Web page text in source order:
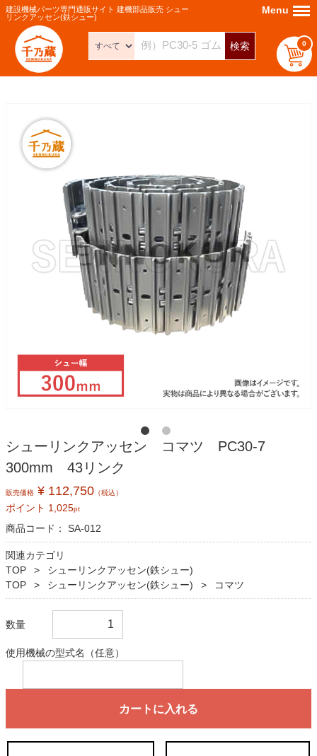
建設機械パーツ専門通販サイト 建機部品販売 シュー
リンクアッセン(鉄シュー)
検索 0
Menu Menu
シューリンクアッセン コマツ PC30-7
300mm 43リンク
販売価格 ¥ 112,750 （税込）
ポイント 1,025pt
商品コード： SA-012
関連カテゴリ
TOP
シューリンクアッセン(鉄シュー)
TOP
シューリンクアッセン(鉄シュー) コマツ
数量
使用機械の型式名（任意）
カートに入れる